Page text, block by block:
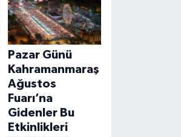
Pazar Günü
Kahramanmaraş
Ağustos
Fuarı’na
Gidenler Bu
Etkinlikleri